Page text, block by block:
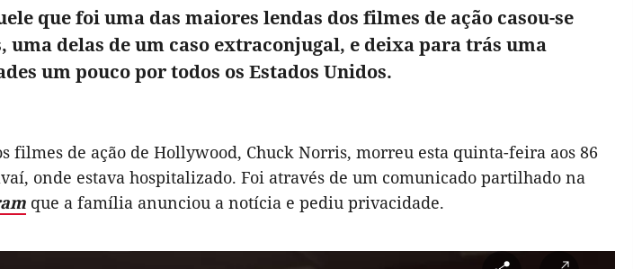
que foi uma das maiores lendas dos filmes de ação casou-se
uma delas de um caso extraconjugal, e deixa para trás uma
um pouco por todos os Estados Unidos.
filmes de ação de Hollywood, Chuck Norris, morreu esta quinta-feira aos 86
onde estava hospitalizado. Foi através de um comunicado partilhado na
que a família anunciou a notícia e pediu privacidade.